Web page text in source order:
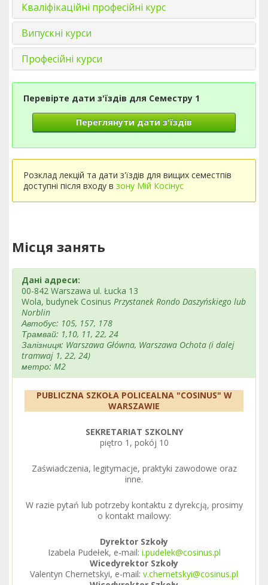
Кваліфікаційні професійні курс
Випускні курси
Професійні курси
Перевірте дати з'їздів для Семестру 1
Переглянути дати з'їздів
Розклад лекцій та дати з'їздів для вищих семестпів
доступні після входу в зону Мій Косінус
Місця занять
Дані адреси:
00-842 Warszawa ul. Łucka 13
Wola, budynek Cosinus Przystanek Rondo Daszyńskiego lub
Norblin
Автобус: 105, 157, 178
Трамвай: 1,10, 11, 22, 24
Залізниця: Warszawa Główna, Warszawa Ochota (i dalej
tramwaj 1, 22, 24)
метро: M2
PUBLICZNA SZKOŁA POLICEALNA "COSINUS" W
WARSZAWIE
SEKRETARIAT SZKOLNY
piętro 1, pokój 10
Zaświadczenia, legitymacje, praktyki zawodowe oraz
inne.
W razie pytań lub potrzeby kontaktu z dyrekcją, prosimy
o kontakt mailowy:
Dyrektor Szkoły
Izabela Pudełek, e-mail: i.pudelek@cosinus.pl
Wicedyrektor Szkoły
Valentyn Chernetskyi, e-mail: v.chernetskyi@cosinus.pl